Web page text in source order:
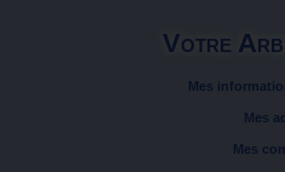
Votre
Mes
Mes
Mes